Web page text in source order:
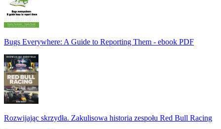
Bugs Everywhere: A Guide to Reporting Them - ebook PDF
Rozwijając skrzydła. Zakulisowa historia zespołu Red Bull Racing